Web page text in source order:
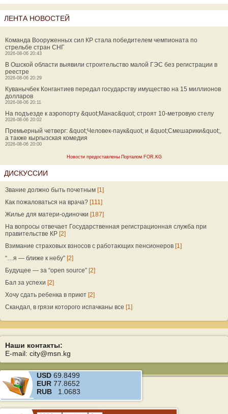
ЛЕНТА НОВОСТЕЙ
Команда Вооруженных сил КР стала победителем чемпионата по
стрельбе стран СНГ
2026-08-06 20:43
В Ошской области выявили строительство малой ГЭС без регистрации в
реестре
2026-08-06 20:29
Куванычбек Конгантиев передал государству имущество на 15 миллионов
долларов
2026-08-06 20:11
На подъезде к аэропорту &quot;Манас&quot; строят 10-метровую стелу
2026-08-06 20:02
Премьерный четверг: &quot;Человек-паук&quot; и &quot;Смешарики&quot;,
а также кыргызская комедия
2026-08-06 20:00
Новости предоставлены Порталом FOR.KG
ДИСКУССИИ
Звание должно быть почетным [1]
Как пожаловаться на врача? [111]
Жилье для матери-одиночки [187]
На вопросы отвечает Государственная регистрационная служба при
правительстве КР [2]
Взимание страховых взносов с работающих пенсионеров [1]
“…я — ближе к небу” [2]
Будущее — за “open source” [2]
Бал за успехи [2]
Хочу сдать ребенка в приют [2]
Скандал, в грязи которого испачканы все [1]
Наши контакты:
E-mail: city@msn.kg
USD 69.8499
EUR 77.8652
RUB 1.0683